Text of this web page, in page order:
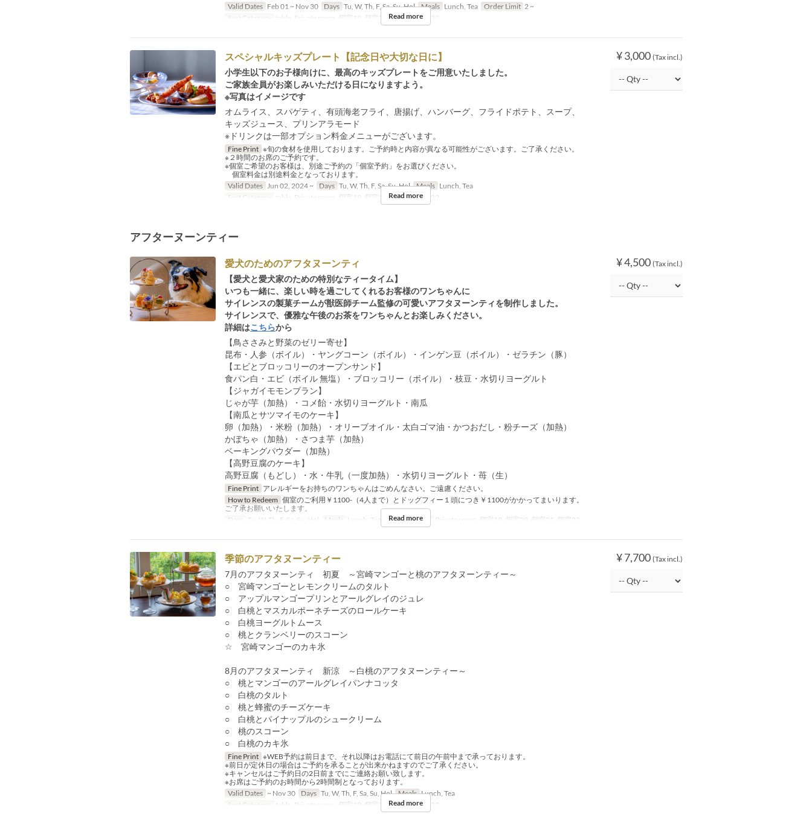
Valid Dates Feb 01 ~ Nov 30 Days Tu, W, Th, F, Sa, Su, Hol Meals Lunch, Tea Order Limit 2 ~
Seat Category
table, Private room, 個室19, 個室20, 個室21, 個室22
Read more
¥ 3,000 (Tax incl.)
スペシャルキッズプレート【記念日や大切な日に】
小学生以下のお子様向けに、最高のキッズプレートをご用意いたしました。
ご家族全員がお楽しみいただける日になりますよう。
※写真はイメージです
オムライス、スパゲティ、有頭海老フライ、唐揚げ、ハンバーグ、フライドポテト、スープ、
キッズジュース、プリンアラモード
※ドリンクは一部オプション料金メニューがございます。
Fine Print ※旬の食材を使用しております。ご予約時と内容が異なる可能性がございます。ご了承ください。
※２時間のお席のご予約です。
※個室ご希望のお客様は、別途ご予約の「個室予約」をお選びください。
個室料金は別途料金となっております。
Valid Dates Jun 02, 2024 ~ Days Tu, W, Th, F, Sa, Su, Hol Meals Lunch, Tea
Seat Category
table, Private room, 個室19, 個室20, 個室21, 個室22
Read more
アフターヌーンティー
¥ 4,500 (Tax incl.)
愛犬のためのアフタヌーンティ
【愛犬と愛犬家のための特別なティータイム】
いつも一緒に、楽しい時を過ごしてくれるお客様のワンちゃんに
サイレンスの製菓チームが獣医師チーム監修の可愛いアフタヌーンティを制作しました。
サイレンスで、優雅な午後のお茶をワンちゃんとお楽しみください。
詳細はこちらから
【鳥ささみと野菜のゼリー寄せ】
昆布・人参（ボイル）・ヤングコーン（ボイル）・インゲン豆（ボイル）・ゼラチン（豚）
【エビとブロッコリーのオープンサンド】
食パン白・エビ（ボイル 無塩）・ブロッコリー（ボイル）・枝豆・水切りヨーグルト
【ジャガイモモンブラン】
じゃが芋（加熱）・コメ飴・水切りヨーグルト・南瓜
【南瓜とサツマイモのケーキ】
卵（加熱）・米粉（加熱）・オリーブオイル・太白ゴマ油・かつおだし・粉チーズ（加熱）
かぼちゃ（加熱）・さつま芋（加熱）
ベーキングパウダー（加熱）
【高野豆腐のケーキ】
高野豆腐（もどし）・水・牛乳（一度加熱）・水切りヨーグルト・苺（生）
Fine Print アレルギーをお持ちのワンちゃんはごめんなさい。ご遠慮ください。
How to Redeem 個室のご利用￥1100-（4人まで）とドッグフィー１頭につき￥1100がかかってまいります。
ご了承お願いいたします。
Days
Tu, W, Th, F, Sa, Su, Hol Meals Lunch, Tea Seat Category Private room, 個室19, 個室20, 個室21, 個室22
Read more
¥ 7,700 (Tax incl.)
季節のアフタヌーンティー
7月のアフタヌーンティ 初夏 ～宮崎マンゴーと桃のアフタヌーンティー～
○ 宮崎マンゴーとレモンクリームのタルト
○ アップルマンゴープリンとアールグレイのジュレ
○ 白桃とマスカルポーネチーズのロールケーキ
○ 白桃ヨーグルトムース
○ 桃とクランベリーのスコーン
☆ 宮崎マンゴーのカキ氷
8月のアフタヌーンティ 新涼 ～白桃のアフタヌーンティー～
○ 桃とマンゴーのアールグレイパンナコッタ
○ 白桃のタルト
○ 桃と蜂蜜のチーズケーキ
○ 白桃とパイナップルのシュークリーム
○ 桃のスコーン
○ 白桃のカキ氷
Fine Print ※WEB予約は前日まで、それ以降はお電話にて前日の午前中まで承っております。
※前日が定休日の場合はご予約を承ることが出来かねますのでご了承ください。
※キャンセルはご予約日の2日前までにご連絡お願い致します。
※お席はご予約のお時間から2時間制となっております。
Valid Dates ~ Nov 30 Days Tu, W, Th, F, Sa, Su, Hol Meals Lunch, Tea
Seat Category
table, Private room, 個室19, 個室20, 個室21, 個室22
Read more